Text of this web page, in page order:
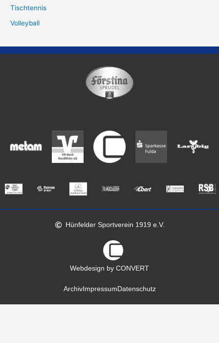
Tischtennis
Volleyball
Hünfelder Sportverein 1919 e.V.
Webdesign by CONVERT
ArchivImpressum Datenschutz